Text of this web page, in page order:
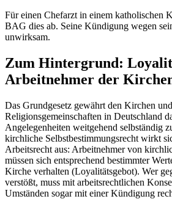
Für einen Chefarzt in einem katholischen
BAG dies ab. Seine Kündigung wegen
unwirksam.
Zum Hintergrund:
Arbeitnehmer der
Das Grundgesetz gewährt den Kirchen und
Religionsgemeinschaften in Deutschland
Angelegenheiten weitgehend selbständig
kirchliche Selbstbestimmungsrecht wirkt
Arbeitsrecht aus: Arbeitnehmer von
müssen sich entsprechend bestimmter
Kirche verhalten (Loyalitätsgebot). Wer
verstößt, muss mit arbeitsrechtlichen
Umständen sogar mit einer Kündigung